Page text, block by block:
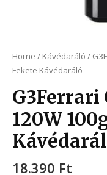
Home / Kávédaráló /
Fekete Kávédaráló
G3Ferrari
120W
18.390 Ft